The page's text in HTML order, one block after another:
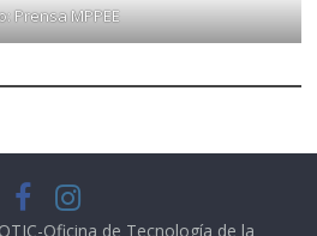
Prensa MPPEE
Oficina de Tecnología de la